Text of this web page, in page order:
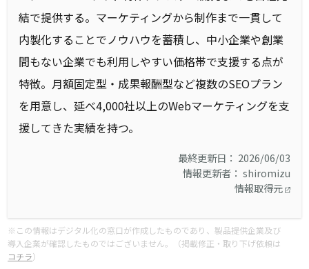
結で提供する。マーケティングから制作まで一貫して
内製化することでノウハウを蓄積し、中小企業や創業
間もない企業でも利用しやすい価格帯で支援する点が
特徴。月額固定型・成果報酬型など複数のSEOプラン
を用意し、延べ4,000社以上のWebマーケティングを支
援してきた実績を持つ。
最終更新日： 2026/06/03
情報更新者： shiromizu
情報取得元
※この情報はデジタル化の窓口が作成したものであり、製品提供企業及び
導入企業が確認したものではございません。（掲載修正・取り下げ依頼は
コチラ）